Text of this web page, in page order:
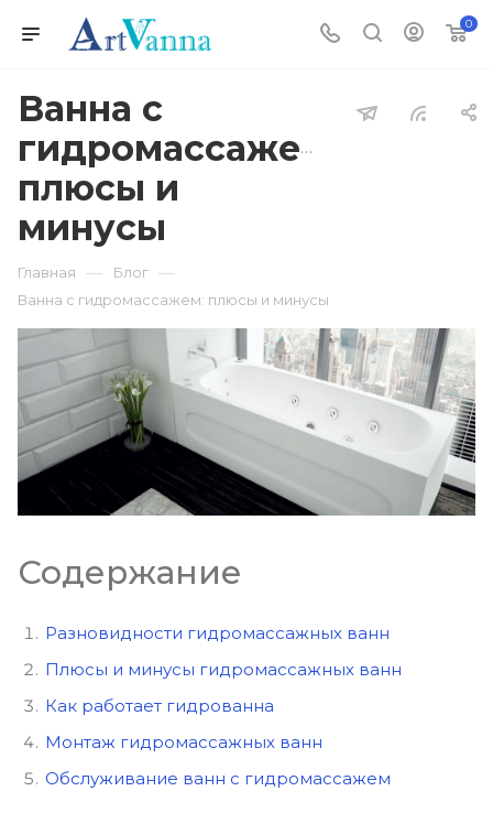
0
Ванна с
гидромассажем:
плюсы и
минусы
Главная — Блог —
Ванна с гидромассажем: плюсы и минусы
Содержание
Разновидности гидромассажных ванн
Плюсы и минусы гидромассажных ванн
Как работает гидрованна
Монтаж гидромассажных ванн
Обслуживание ванн с гидромассажем